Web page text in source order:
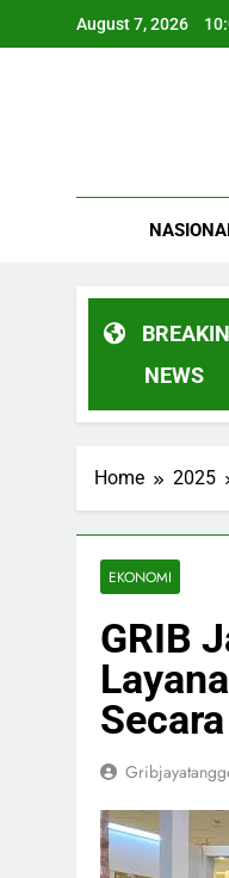
August 7, 2026
NEWS
Bangsa di Masjid
Home 2025
EKONOMI
GRIB